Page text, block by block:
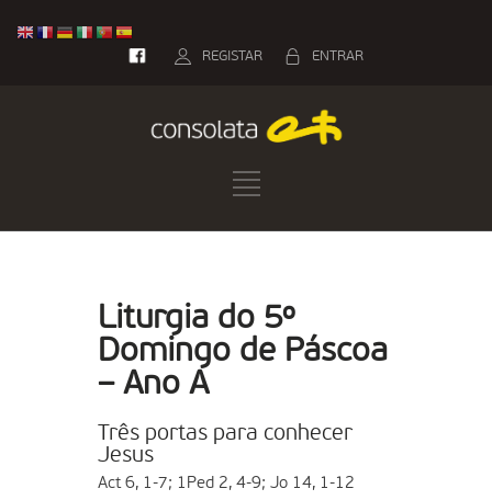
ENTRAR
REGISTAR
Liturgia do 5º
Domingo de Páscoa
– Ano A
Três portas para conhecer
Jesus
Act 6, 1-7; 1Ped 2, 4-9; Jo 14, 1-12